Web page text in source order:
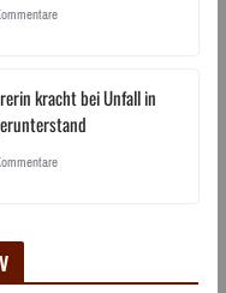
kracht bei Unfall in